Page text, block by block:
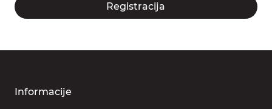
Registracija
Informacije